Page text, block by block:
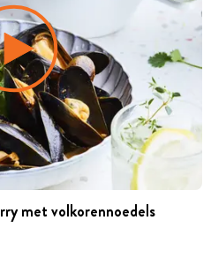
met volkorennoedels